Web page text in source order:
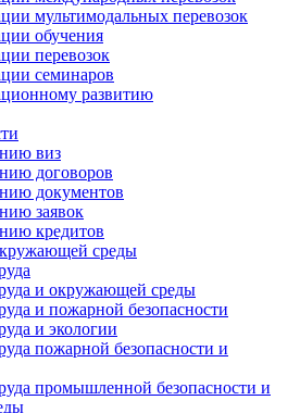
мультимодальных перевозок
обучения
перевозок
семинаров
развитию
виз
договоров
документов
заявок
кредитов
среды
и окружающей среды
и пожарной безопасности
и экологии
пожарной безопасности и
промышленной безопасности и